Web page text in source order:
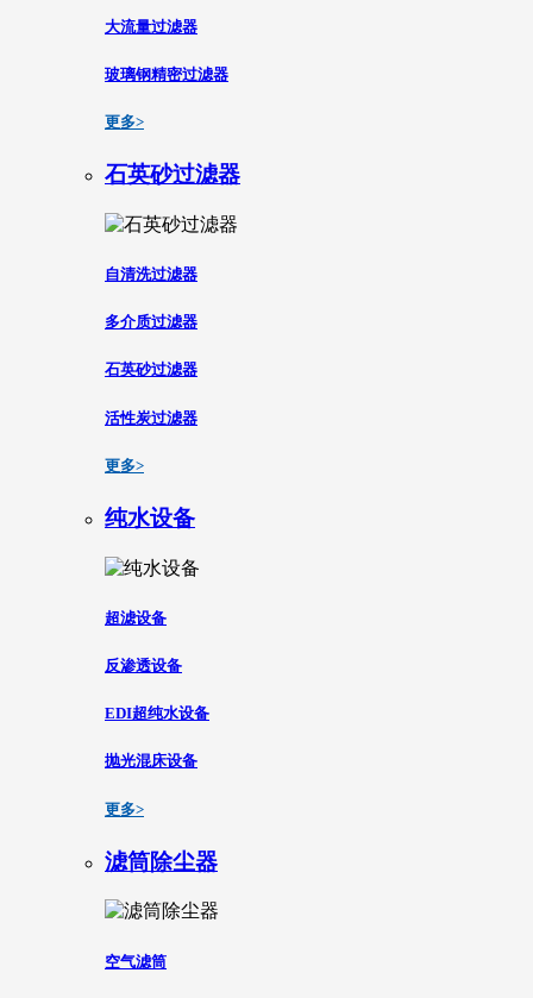
大流量过滤器
玻璃钢精密过滤器
更多>
石英砂过滤器
自清洗过滤器
多介质过滤器
石英砂过滤器
活性炭过滤器
更多>
纯水设备
超滤设备
反渗透设备
EDI超纯水设备
抛光混床设备
更多>
滤筒除尘器
空气滤筒